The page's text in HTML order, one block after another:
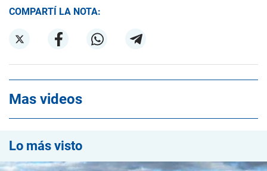
COMPARTÍ LA NOTA:
Mas videos
Lo más visto